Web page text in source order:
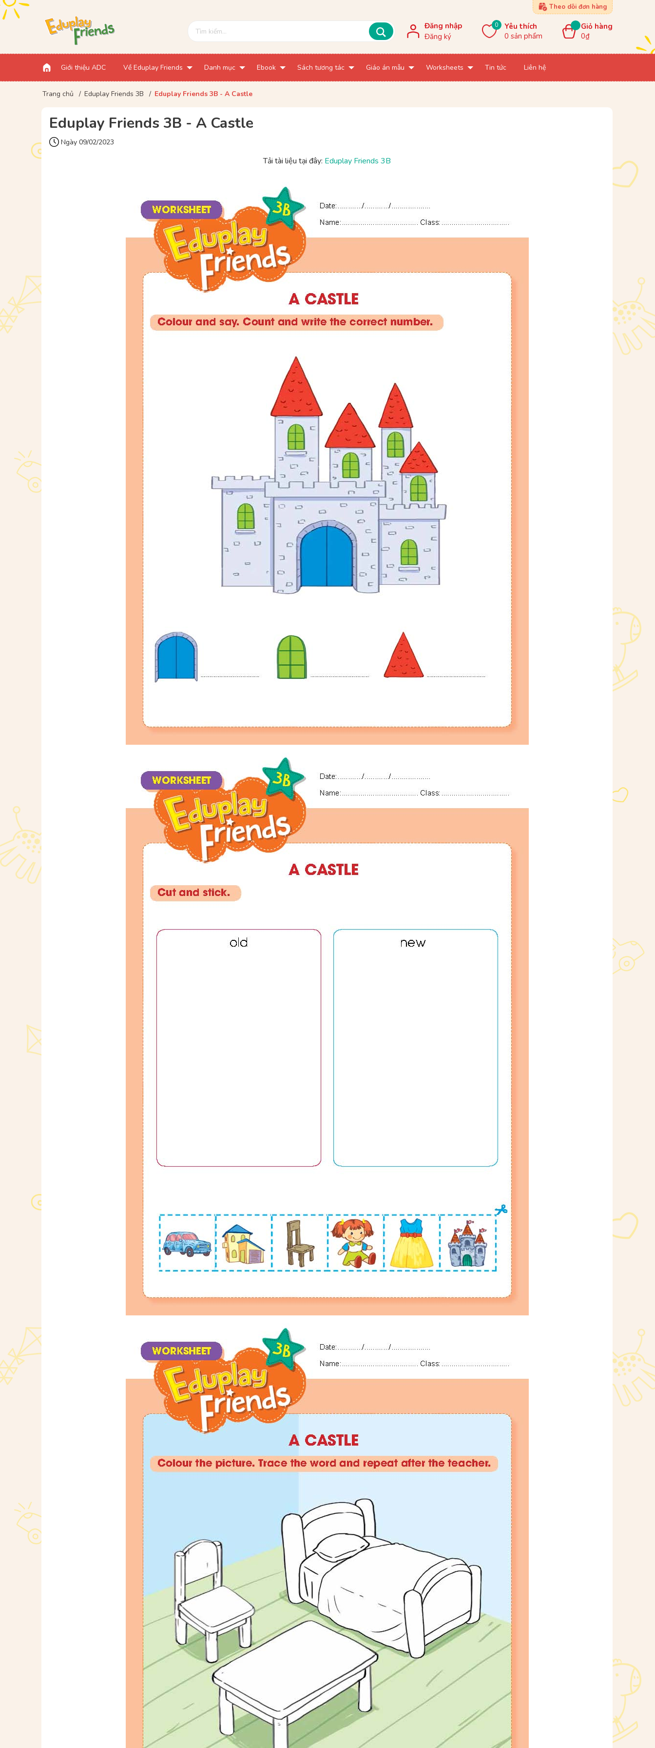
Theo dõi đơn hàng
Đăng nhập
Đăng ký
0
Yêu thích
0 sản phẩm
Giỏ hàng
0₫
Giới thiệu ADC Về Eduplay Friends Danh mục Ebook Sách tương tác Giáo án mẫu Worksheets Tin tức Liên hệ
Trang chủ / Eduplay Friends 3B / Eduplay Friends 3B - A Castle
Eduplay Friends 3B - A Castle
Ngày 09/02/2023
Tải tài liệu tại đây: Eduplay Friends 3B